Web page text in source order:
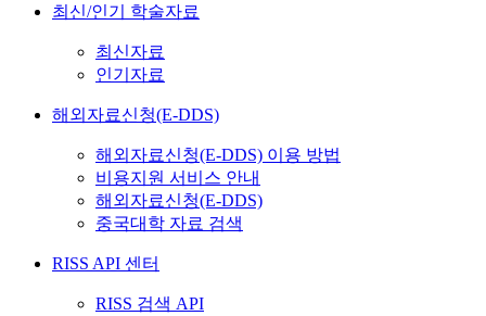
최신/인기 학술자료
최신자료
인기자료
해외자료신청(E-DDS)
해외자료신청(E-DDS) 이용 방법
비용지원 서비스 안내
해외자료신청(E-DDS)
중국대학 자료 검색
RISS API 센터
RISS 검색 API